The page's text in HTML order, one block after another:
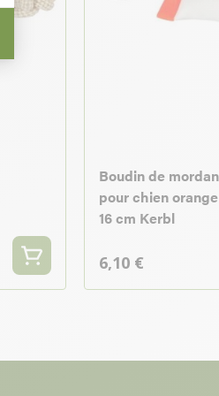
Boudin de
pour chien
16 cm Kerbl
6,10 €